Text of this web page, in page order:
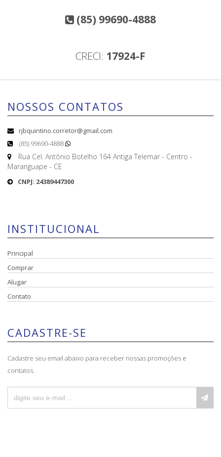
(85) 99690-4888
CRECI: 17924-F
NOSSOS CONTATOS
rjbquintino.corretor@gmail.com
(85) 99690-4888
Rua Cel. Antônio Botelho 164 Antiga Telemar - Centro -
Maranguape - CE
CNPJ: 24389447300
INSTITUCIONAL
Principal
Comprar
Alugar
Contato
CADASTRE-SE
Cadastre seu email abaixo para receber nossas promoções e
contatos.